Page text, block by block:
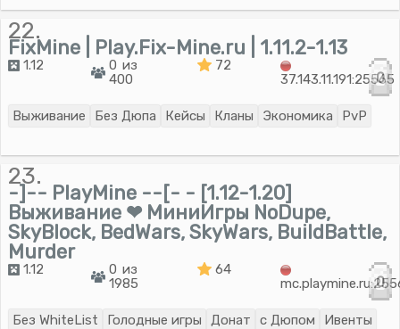
22.
FixMine | Play.Fix-Mine.ru | 1.11.2-1.13
1.12
0 из
400
72
37.143.11.191:25565
0
Выживание Без Дюпа Кейсы Кланы Экономика PvP
23.
-]-- PlayMine --[- - [1.12-1.20]
Выживание ❤ МиниИгры NoDupe,
SkyBlock, BedWars, SkyWars, BuildBattle,
Murder
1.12
0 из
1985
64
0
Без WhiteList Голодные игры Донат с Дюпом
Ивенты